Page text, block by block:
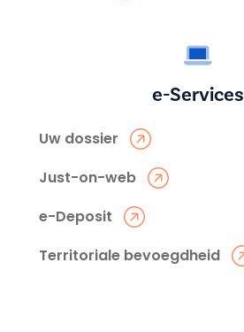
e-Services
Uw dossier
Just-on-web
e-Deposit
Territoriale bevoegdheid